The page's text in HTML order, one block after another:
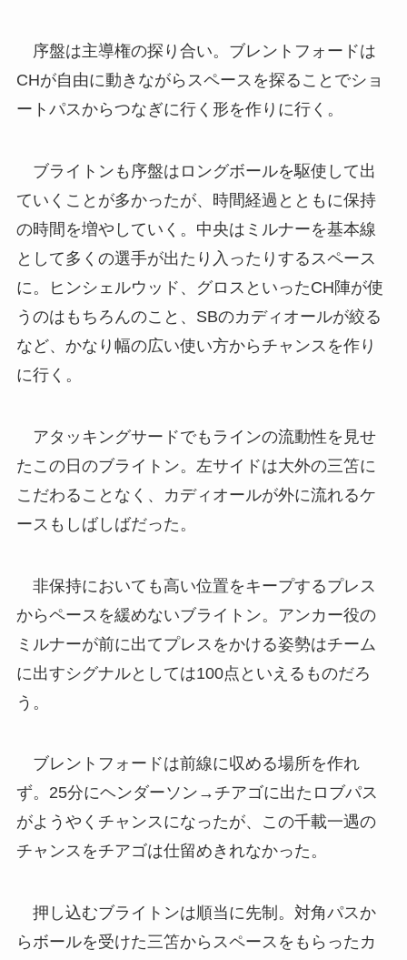
序盤は主導権の探り合い。ブレントフォードは
CHが自由に動きながらスペースを探ることでショ
ートパスからつなぎに行く形を作りに行く。
ブライトンも序盤はロングボールを駆使して出
ていくことが多かったが、時間経過とともに保持
の時間を増やしていく。中央はミルナーを基本線
として多くの選手が出たり入ったりするスペース
に。ヒンシェルウッド、グロスといったCH陣が使
うのはもちろんのこと、SBのカディオールが絞る
など、かなり幅の広い使い方からチャンスを作り
に行く。
アタッキングサードでもラインの流動性を見せ
たこの日のブライトン。左サイドは大外の三笘に
こだわることなく、カディオールが外に流れるケ
ースもしばしばだった。
非保持においても高い位置をキープするプレス
からペースを緩めないブライトン。アンカー役の
ミルナーが前に出てプレスをかける姿勢はチーム
に出すシグナルとしては100点といえるものだろ
う。
ブレントフォードは前線に収める場所を作れ
ず。25分にヘンダーソン→チアゴに出たロブパス
がようやくチャンスになったが、この千載一遇の
チャンスをチアゴは仕留めきれなかった。
押し込むブライトンは順当に先制。対角パスか
らボールを受けた三笘からスペースをもらったカ